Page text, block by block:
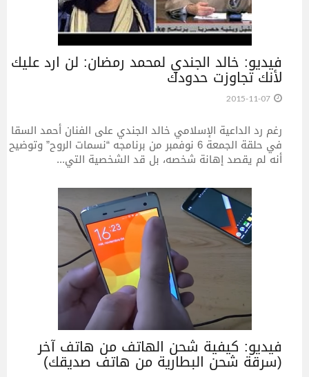
فيديو: خالد الجندي لمحمد رمضان: لن ارد عليك
لأنك تجاوزت حدودك
2015-11-07
رغم رد الداعية الإسلامي خالد الجندي على الفنان أحمد السقا
في حلقة الجمعة 6 نوفمبر من برنامجه “نسمات الروح” وتوضيح
أنه لم يقصد إهانة شخصه، بل قد الشخصية التي...
فيديو: كيفية شحن الهاتف من هاتف آخر
(سرقة شحن البطارية من هاتف صديقك)